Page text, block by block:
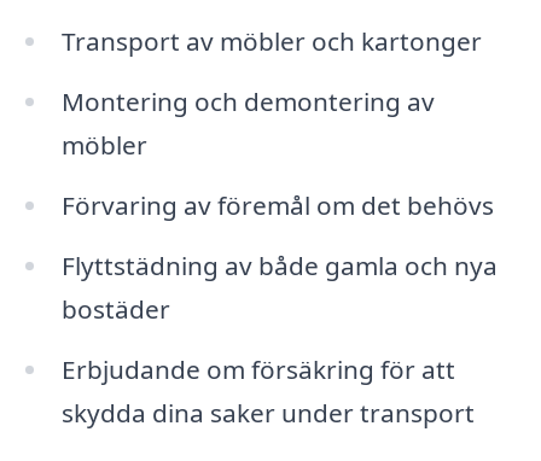
Transport av möbler och kartonger
Montering och demontering av
möbler
Förvaring av föremål om det behövs
Flyttstädning av både gamla och nya
bostäder
Erbjudande om försäkring för att
skydda dina saker under transport